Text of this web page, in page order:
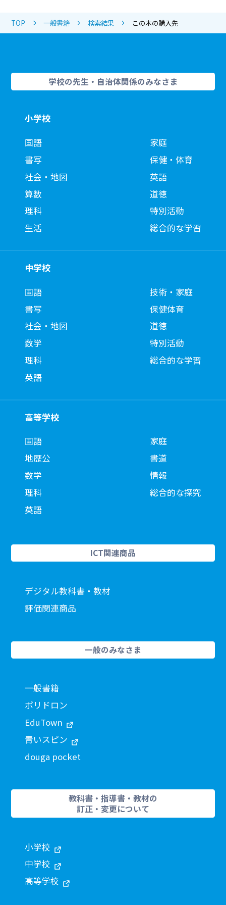
TOP 一般書籍 検索結果 この本の購入先
学校の先生・自治体関係のみなさま
小学校
国語
書写
社会・地図
算数
理科
生活
家庭
保健・体育
英語
道徳
特別活動
総合的な学習
中学校
国語
書写
社会・地図
数学
理科
英語
技術・家庭
保健体育
道徳
特別活動
総合的な学習
高等学校
国語
地歴公
数学
理科
英語
家庭
書道
情報
総合的な探究
ICT関連商品
デジタル教科書・教材
評価関連商品
一般のみなさま
一般書籍
ポリドロン
EduTown
青いスピン
douga pocket
教科書・指導書・教材の
訂正・変更について
小学校
中学校
高等学校